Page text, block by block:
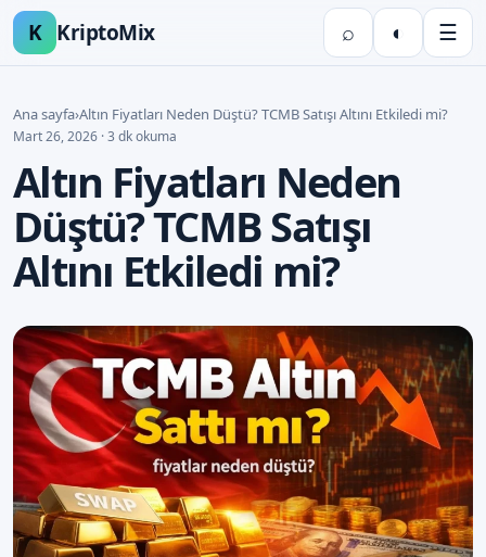
K KriptoMix ⌕ ◐ ☰
Ana sayfa›Altın Fiyatları Neden Düştü? TCMB Satışı Altını Etkiledi mi?
Mart 26, 2026 · 3 dk okuma
Altın Fiyatları Neden
Düştü? TCMB Satışı
Altını Etkiledi mi?